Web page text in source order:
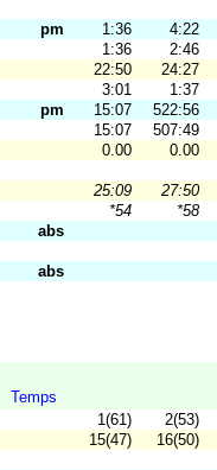
pm 1:36
4:22
1:36
2:46
22:50
24:27
3:01
1:37
pm 15:07
522:56
15:07
507:49
0.00
0.00
25:09
27:50
*54
*58
abs
abs
Temps
1(61)
2(53)
15(47)
16(50)